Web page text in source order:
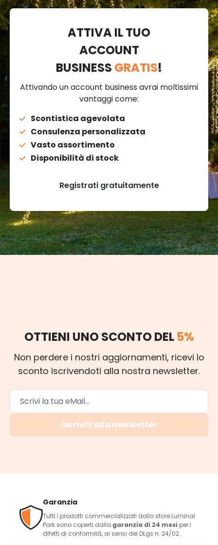
ATTIVA IL TUO
ACCOUNT
BUSINESS GRATIS!
Attivando un account business avrai moltissimi
vantaggi come:
Scontistica agevolata
Consulenza personalizzata
Vasto assortimento
Disponibilità di stock
Registrati gratuitamente
OTTIENI UNO SCONTO DEL 5%
Non perdere i nostri aggiornamenti, ricevi lo
sconto iscrivendoti alla nostra newsletter.
Iscriviti alla newsletter
Garanzia
Tutti i prodotti commercializzati dallo store Luminal
Park sono coperti dalla garanzia di 24 mesi per i
difetti di conformità, ai sensi del DLgs n. 24/02.